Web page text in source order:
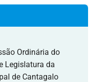
Ordinária do
Legislatura da
de Cantagalo